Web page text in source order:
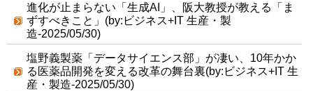
進化が止まらない「生成AI」、阪大教授が教える「ま
ずすべきこと」(by:ビジネス+IT 生産・製
造-2025/05/30)
塩野義製薬「データサイエンス部」が凄い、10年かか
る医薬品開発を変える改革の舞台裏(by:ビジネス+IT 生
産・製造-2025/05/30)